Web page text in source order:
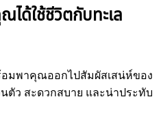
ได้ใช้ชีวิตกับทะเล
มพาคุณออกไปสัมผัสเสน่ห์ของ
ตัว สะดวกสบาย และน่าประทับ